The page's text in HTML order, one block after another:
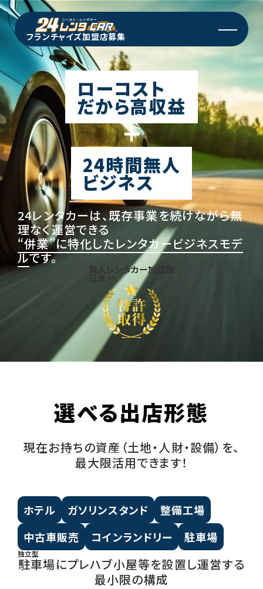
フランチャイズ加盟店募集
無人レンタカー加盟数
日本一
ローコスト
だから高収益
+
24時間無人
ビジネス
24レンタカーは、既存事業を続けながら無
理なく運営できる
“併業”に特化したレンタカービジネスモデ
ルです。
選べる出店形態
現在お持ちの資産（土地・人財・設備）を、
最大限活用できます！
ホテル ガソリンスタンド
整備工場
中古車販売
コインランドリー 駐車場
独立型
駐車場にプレハブ小屋等を設置し運営する
最小限の構成